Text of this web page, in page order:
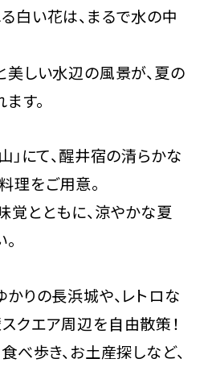
白い花は、まるで水の中
美しい水辺の風景が、夏の
す。
」にて、醒井宿の清らかな
理をご用意。
覚とともに、涼やかな夏
りの長浜城や、レトロな
クエア周辺を自由散策！
べ歩き、お土産探しなど、